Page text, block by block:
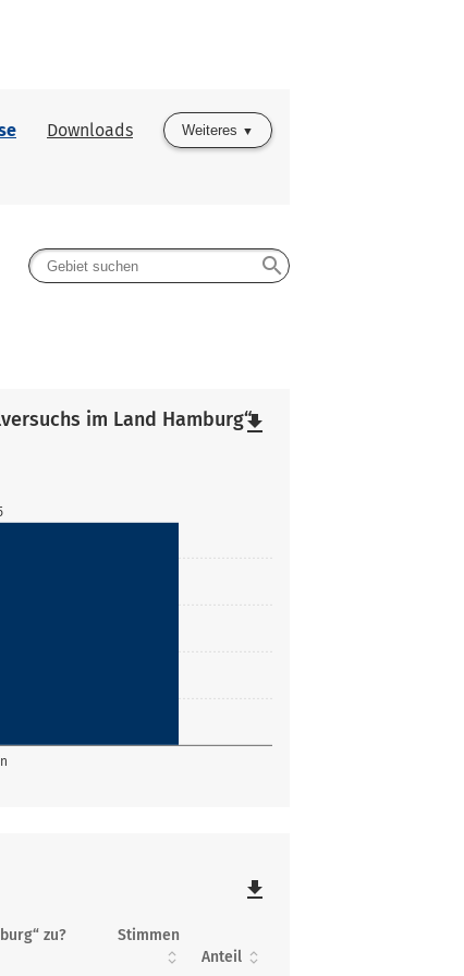
Downloads Weiteres
search
im Land Hamburg“file_download
file_download
zu?
Stimmen
Anteil